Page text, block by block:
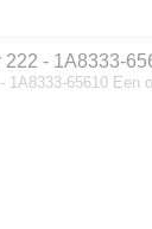
222 - 1A8333-
1A8333-65610 Een